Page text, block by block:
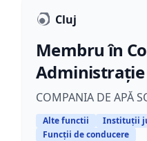
Cluj
Membru în
Administrație
COMPANIA DE APĂ
Alte functii
Instituții
Funcții de conducere